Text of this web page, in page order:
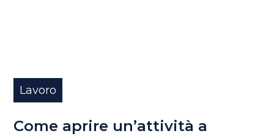
Lavoro
Come aprire un’attività a